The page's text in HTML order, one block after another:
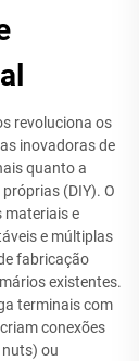
revoluciona os
inovadoras de
quanto a
(DIY). O
materiais e
e múltiplas
fabricação
existentes.
terminais com
conexões
ou